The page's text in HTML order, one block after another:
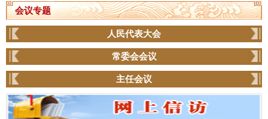
会议专题
人民代表大会
常委会会议
主任会议